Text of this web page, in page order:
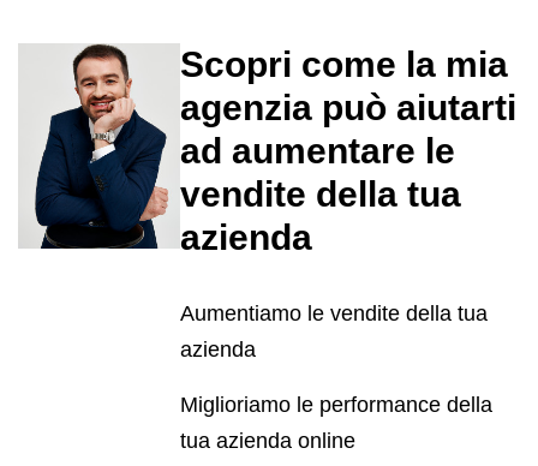
Scopri come la mia
agenzia può aiutarti
ad aumentare le
vendite della tua
azienda
Aumentiamo le vendite della tua
azienda
Miglioriamo le performance della
tua azienda online